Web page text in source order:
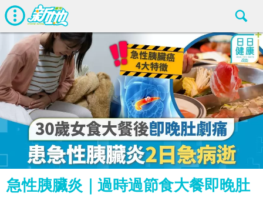
急性胰臟炎｜過時過節食大餐即晚肚